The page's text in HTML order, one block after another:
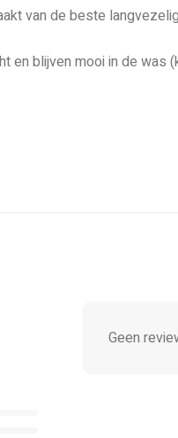
van de beste
en blijven mooi in de was
Geen